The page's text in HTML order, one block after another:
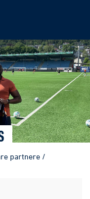
partnere /